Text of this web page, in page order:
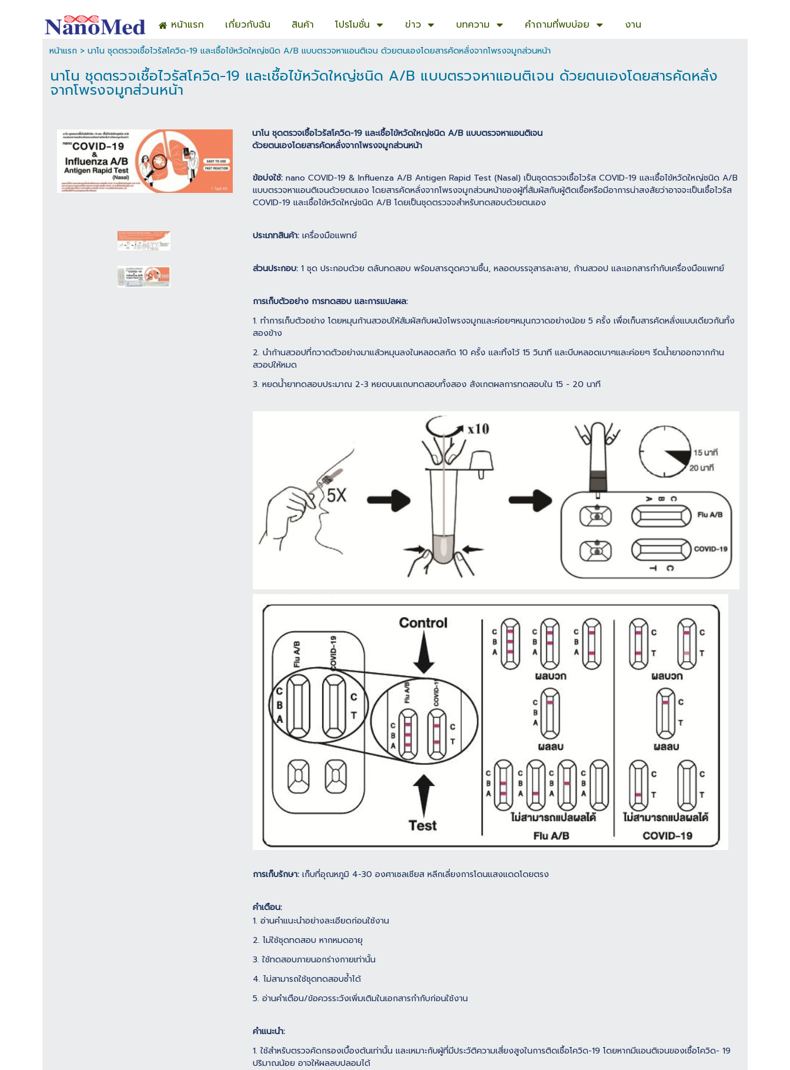
หน้าแรก เกี่ยวกับฉัน สินค้า โปรโมชั่น ข่าว บทความ คำถามที่พบบ่อย งาน
หน้าแรก >นาโน ชุดตรวจเชื้อไวรัสโควิด-19 และเชื้อไข้หวัดใหญ่ชนิด A/B แบบตรวจหาแอนติเจน ด้วยตนเองโดยสารคัดหลั่งจากโพรงจมูกส่วนหน้า
นาโน ชุดตรวจเชื้อไวรัสโควิด-19 และเชื้อไข้หวัดใหญ่ชนิด A/B แบบตรวจหาแอนติเจน ด้วยตนเองโดยสารคัดหลั่ง
จากโพรงจมูกส่วนหน้า
นาโน ชุดตรวจเชื้อไวรัสโควิด-19 และเชื้อไข้หวัดใหญ่ชนิด A/B แบบตรวจหาแอนติเจน
ด้วยตนเองโดยสารคัดหลั่งจากโพรงจมูกส่วนหน้า
ข้อบ่งใช้: nano COVID-19 & Influenza A/B Antigen Rapid Test (Nasal) เป็นชุดตรวจเชื้อไวรัส COVID-19 และเชื้อไข้หวัดใหญ่ชนิด A/B
แบบตรวจหาแอนติเจนด้วยตนเอง โดยสารคัดหลั่งจากโพรงจมูกส่วนหน้าของผู้ที่สัมผัสกับผู้ติดเชื้อหรือมีอาการน่าสงสัยว่าอาจจะเป็นเชื้อไวรัส
COVID-19 และเชื้อไข้หวัดใหญ่ชนิด A/B โดยเป็นชุดตรวจจสำหรับทดสอบด้วยตนเอง
ประเภทสินค้า: เครื่องมือแพทย์
ส่วนประกอบ: 1 ชุด ประกอบด้วย ตลับทดสอบ พร้อมสารดูดความชื้น, หลอดบรรจุสารละลาย, ก้านสวอป และเอกสารกำกับเครื่องมือแพทย์
การเก็บตัวอย่าง การทดสอบ และการแปลผล:
1. ทำการเก็บตัวอย่าง โดยหมุนก้านสวอปให้สัมผัสกับผนังโพรงจมูกและค่อยๆหมุนกวาดอย่างน้อย 5 ครั้ง เพื่อเก็บสารคัดหลั่งแบบเดียวกันทั้ง
สองข้าง
2. นำก้านสวอปที่กวาดตัวอย่างมาแล้วหมุนลงในหลอดสกัด 10 ครั้ง และทิ้งไว้ 15 วินาที และบีบหลอดเบาๆและค่อยๆ รีดน้ำยาออกจากก้าน
สวอปให้หมด
3. หยดน้ำยาทดสอบประมาณ 2-3 หยดบนแถบทดสอบทั้งสอง สังเกตผลการทดสอบใน 15 - 20 นาที
การเก็บรักษา: เก็บที่อุณหภูมิ 4-30 องศาเซลเซียส หลีกเลี่ยงการโดนแสงแดดโดยตรง
คำเตือน:
1. อ่านคำแนะนำอย่างละเอียดก่อนใช้งาน
2. ไม่ใช้ชุดทดสอบ หากหมดอายุ
3. ใช้ทดสอบภายนอกร่างกายเท่านั้น
4. ไม่สามารถใช้ชุดทดสอบซ้ำได้
5. อ่านคำเตือน/ข้อควรระวังเพิ่มเติมในเอกสารกำกับก่อนใช้งาน
คำแนะนำ:
1. ใช้สำหรับตรวจคัดกรองเบื้องต้นเท่านั้น และเหมาะกับผู้ที่มีประวัติความเสี่ยงสูงในการติดเชื้อโควิด-19 โดยหากมีแอนติเจนของเชื้อโควิด- 19
ปริมาณน้อย อาจให้ผลลบปลอมได้